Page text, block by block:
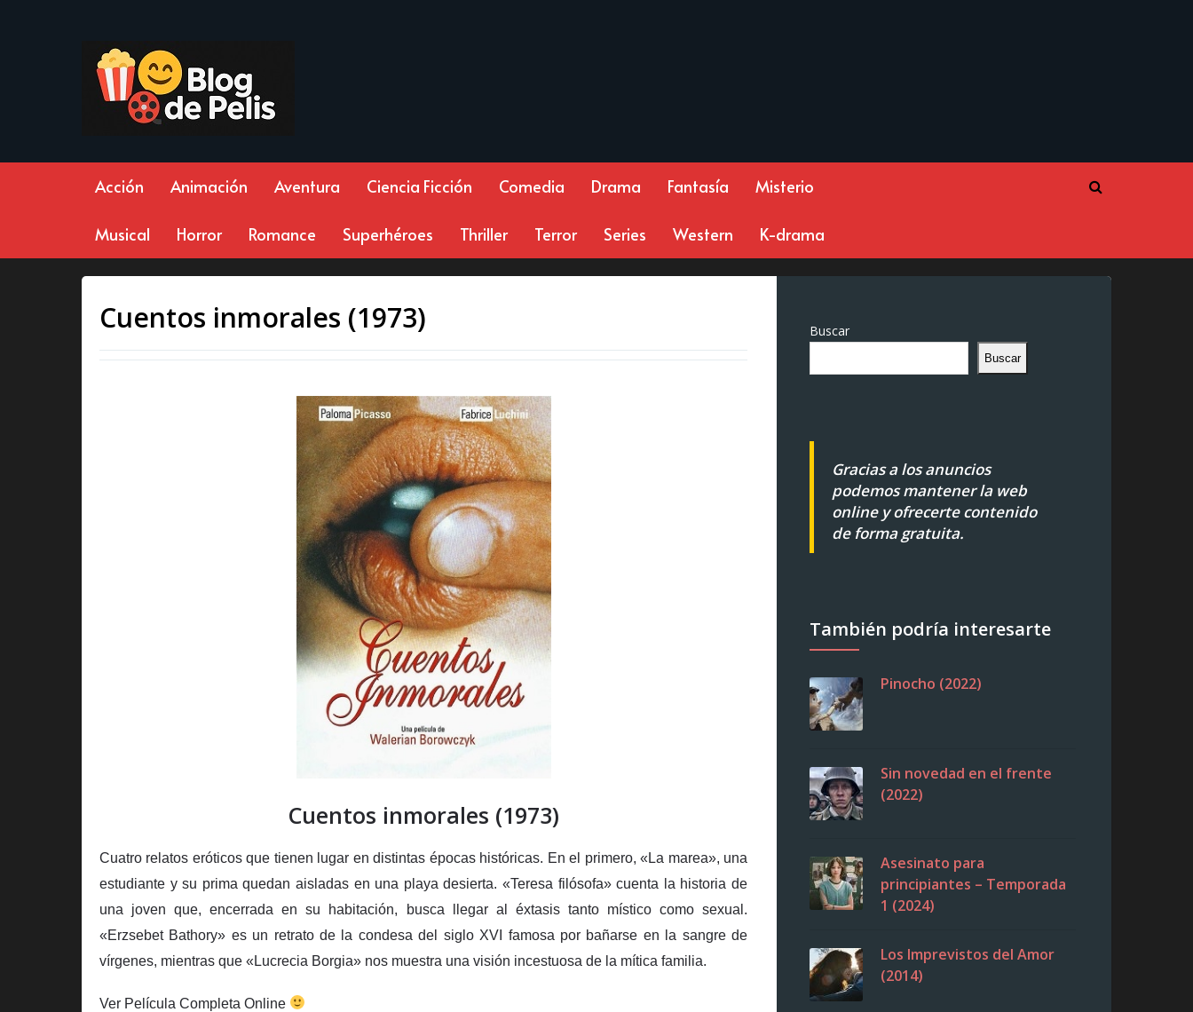
Acción Animación Aventura Ciencia Ficción Comedia Drama Fantasía Misterio
Musical Horror Romance Superhéroes Thriller Terror Series Western K-drama
Cuentos inmorales (1973)
Cuentos inmorales (1973)
Cuatro relatos eróticos que tienen lugar en distintas épocas históricas. En el primero, «La marea», una
estudiante y su prima quedan aisladas en una playa desierta. «Teresa filósofa» cuenta la historia de
una joven que, encerrada en su habitación, busca llegar al éxtasis tanto místico como sexual.
«Erzsebet Bathory» es un retrato de la condesa del siglo XVI famosa por bañarse en la sangre de
vírgenes, mientras que «Lucrecia Borgia» nos muestra una visión incestuosa de la mítica familia.
Ver Película Completa Online
Buscar
Buscar
Gracias a los anuncios
podemos mantener la web
online y ofrecerte contenido
de forma gratuita.
También podría interesarte
Pinocho (2022)
Sin novedad en el frente
(2022)
Asesinato para
principiantes – Temporada
1 (2024)
Los Imprevistos del Amor
(2014)